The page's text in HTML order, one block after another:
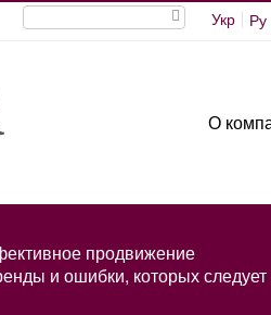
Укр Ру
О
продвижение
и ошибки, которых следует